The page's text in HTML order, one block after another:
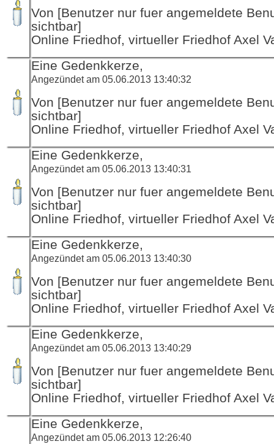
Von [Benutzer nur fuer angemeldete
sichtbar]
Online Friedhof, virtueller Friedhof Axel
Eine Gedenkkerze,
Angezündet am 05.06.2013 13:40:32
Von [Benutzer nur fuer angemeldete
sichtbar]
Online Friedhof, virtueller Friedhof Axel
Eine Gedenkkerze,
Angezündet am 05.06.2013 13:40:31
Von [Benutzer nur fuer angemeldete
sichtbar]
Online Friedhof, virtueller Friedhof Axel
Eine Gedenkkerze,
Angezündet am 05.06.2013 13:40:30
Von [Benutzer nur fuer angemeldete
sichtbar]
Online Friedhof, virtueller Friedhof Axel
Eine Gedenkkerze,
Angezündet am 05.06.2013 13:40:29
Von [Benutzer nur fuer angemeldete
sichtbar]
Online Friedhof, virtueller Friedhof Axel
Eine Gedenkkerze,
Angezündet am 05.06.2013 12:26:40